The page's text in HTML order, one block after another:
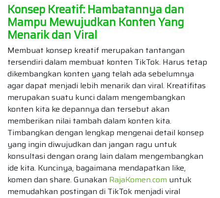
Konsep Kreatif: Hambatannya dan
Mampu Mewujudkan Konten Yang
Menarik dan Viral
Membuat konsep kreatif merupakan tantangan
tersendiri dalam membuat konten TikTok. Harus tetap
dikembangkan konten yang telah ada sebelumnya
agar dapat menjadi lebih menarik dan viral. Kreatifitas
merupakan suatu kunci dalam mengembangkan
konten kita ke depannya dan tersebut akan
memberikan nilai tambah dalam konten kita.
Timbangkan dengan lengkap mengenai detail konsep
yang ingin diwujudkan dan jangan ragu untuk
konsultasi dengan orang lain dalam mengembangkan
ide kita. Kuncinya, bagaimana mendapatkan like,
komen dan share. Gunakan RajaKomen.com untuk
memudahkan postingan di TikTok menjadi viral